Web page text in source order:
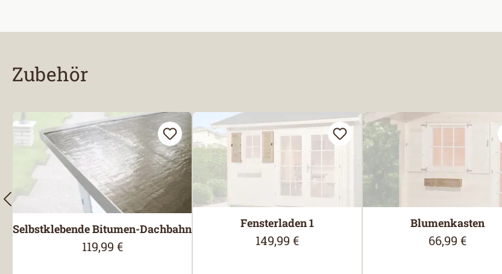
Zubehör
Selbstklebende Bitumen-Dachbahn
Regulärer Preis:
119,99 €
Fensterladen 1
Regulärer Preis:
149,99 €
Blumenkasten
Regulärer Preis:
66,99 €